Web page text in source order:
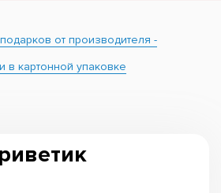
от производителя -
в картонной упаковке